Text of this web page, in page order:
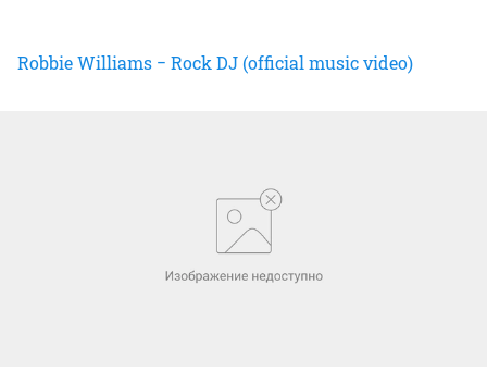
Robbie Williams − Rock DJ (official music video)